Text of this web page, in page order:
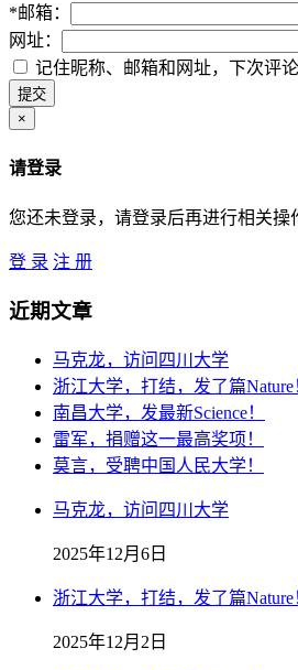
*邮箱：
网址：
记住昵称、邮箱和网址，下次评
×
请登录
您还未登录，请登录后再进行相关操
登 录 注 册
近期文章
马克龙，访问四川大学
浙江大学，打结，发了篇Nature
南昌大学，发最新Science！
雷军，捐赠这一最高奖项！
莫言，受聘中国人民大学！
马克龙，访问四川大学
2025年12月6日
浙江大学，打结，发了篇Nature
2025年12月2日